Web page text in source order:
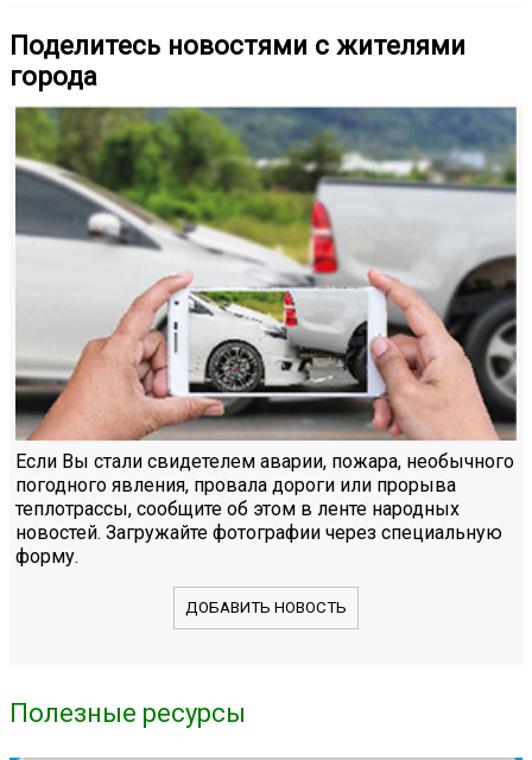
Поделитесь новостями с жителями
города
Если Вы стали свидетелем аварии, пожара, необычного
погодного явления, провала дороги или прорыва
теплотрассы, сообщите об этом в ленте народных
новостей. Загружайте фотографии через специальную
форму.
ДОБАВИТЬ НОВОСТЬ
Полезные ресурсы